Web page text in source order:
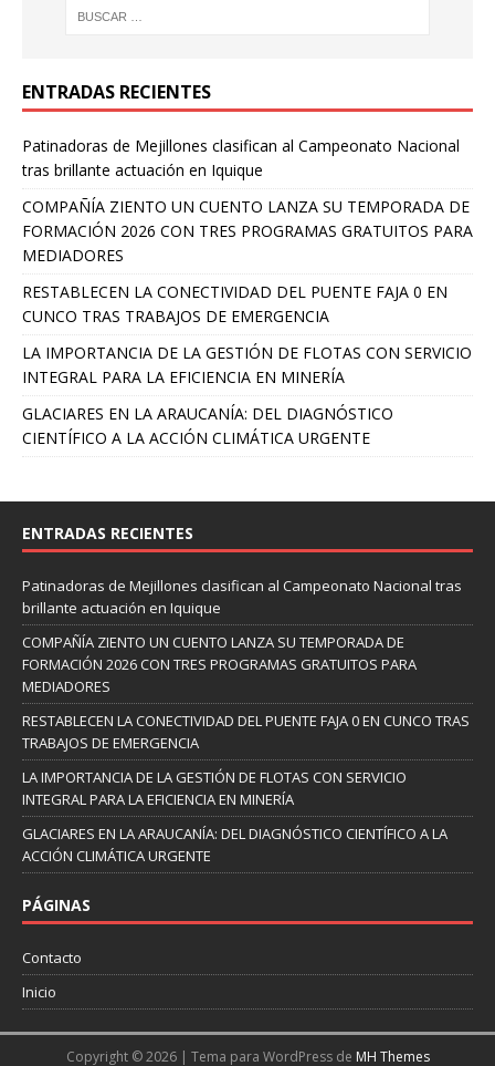
ENTRADAS RECIENTES
Patinadoras de Mejillones clasifican al Campeonato Nacional
tras brillante actuación en Iquique
COMPAÑÍA ZIENTO UN CUENTO LANZA SU TEMPORADA DE
FORMACIÓN 2026 CON TRES PROGRAMAS GRATUITOS PARA
MEDIADORES
RESTABLECEN LA CONECTIVIDAD DEL PUENTE FAJA 0 EN
CUNCO TRAS TRABAJOS DE EMERGENCIA
LA IMPORTANCIA DE LA GESTIÓN DE FLOTAS CON SERVICIO
INTEGRAL PARA LA EFICIENCIA EN MINERÍA
GLACIARES EN LA ARAUCANÍA: DEL DIAGNÓSTICO
CIENTÍFICO A LA ACCIÓN CLIMÁTICA URGENTE
ENTRADAS RECIENTES
Patinadoras de Mejillones clasifican al Campeonato Nacional tras
brillante actuación en Iquique
COMPAÑÍA ZIENTO UN CUENTO LANZA SU TEMPORADA DE
FORMACIÓN 2026 CON TRES PROGRAMAS GRATUITOS PARA
MEDIADORES
RESTABLECEN LA CONECTIVIDAD DEL PUENTE FAJA 0 EN CUNCO TRAS
TRABAJOS DE EMERGENCIA
LA IMPORTANCIA DE LA GESTIÓN DE FLOTAS CON SERVICIO
INTEGRAL PARA LA EFICIENCIA EN MINERÍA
GLACIARES EN LA ARAUCANÍA: DEL DIAGNÓSTICO CIENTÍFICO A LA
ACCIÓN CLIMÁTICA URGENTE
PÁGINAS
Contacto
Inicio
Copyright © 2026 | Tema para WordPress de MH Themes